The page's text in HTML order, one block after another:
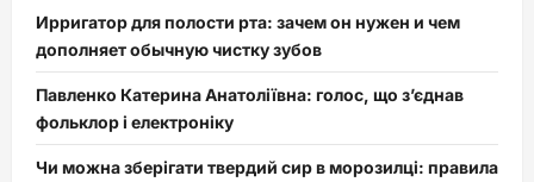
Ирригатор для полости рта: зачем он нужен и чем
дополняет обычную чистку зубов
Павленко Катерина Анатоліївна: голос, що з’єднав
фольклор і електроніку
Чи можна зберігати твердий сир в морозилці: правила